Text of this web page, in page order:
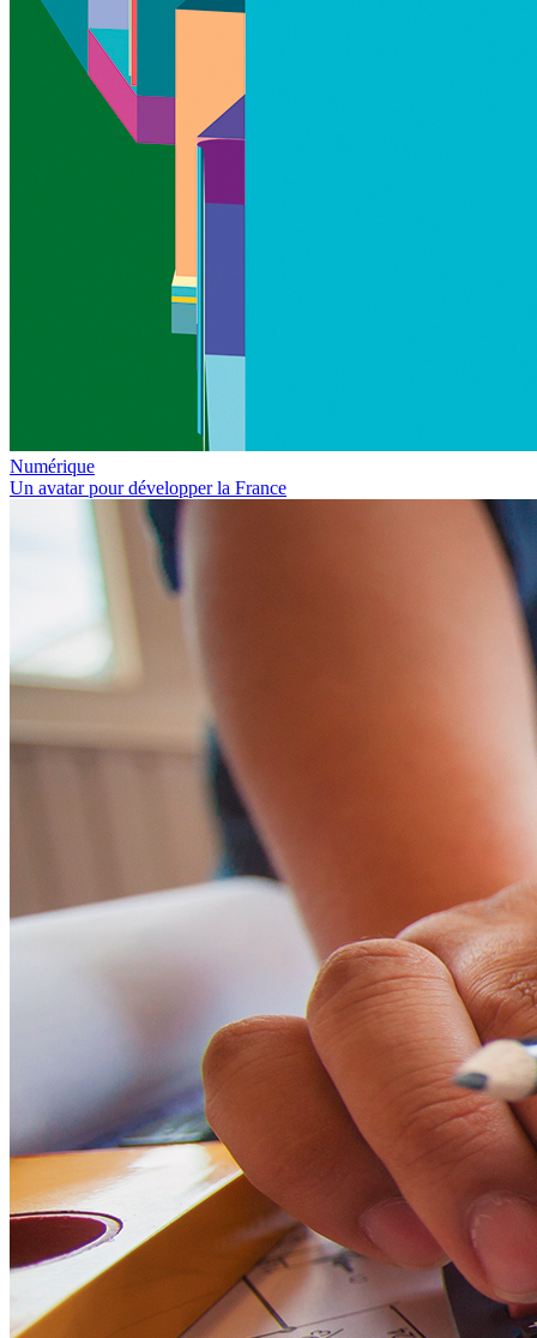
Numérique
Un avatar pour développer la France